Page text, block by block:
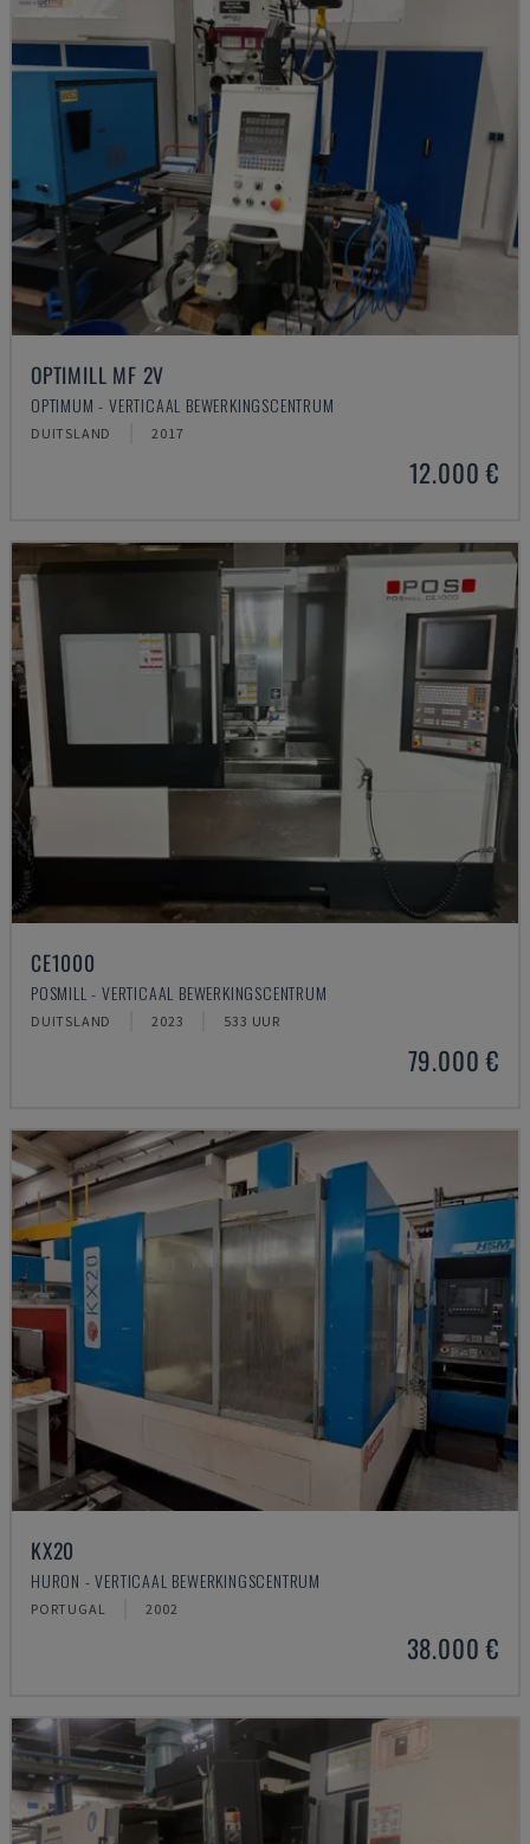
OPTIMILL MF 2V
OPTIMUM - VERTICAAL BEWERKINGSCENTRUM
DUITSLAND 2017
12.000 €
CE1000
POSMILL - VERTICAAL BEWERKINGSCENTRUM
DUITSLAND 2023 533 UUR
79.000 €
KX20
HURON - VERTICAAL BEWERKINGSCENTRUM
PORTUGAL 2002
38.000 €